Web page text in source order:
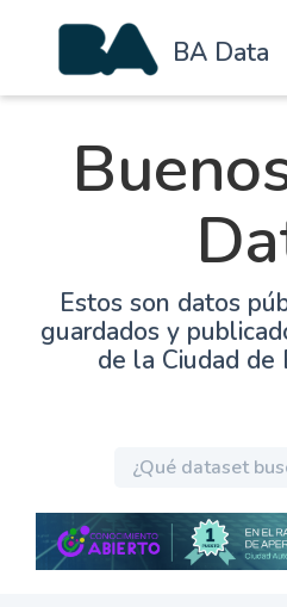
BA Data
Estos son datos
guardados y
de la Ciudad de